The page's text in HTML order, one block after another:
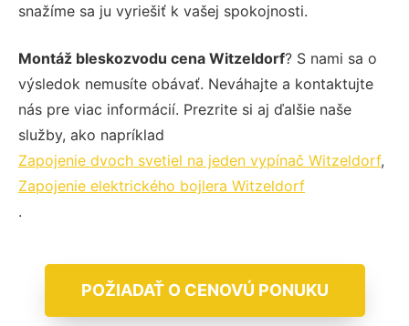
snažíme sa ju vyriešiť k vašej spokojnosti.
Montáž bleskozvodu cena Witzeldorf? S nami sa o
výsledok nemusíte obávať. Neváhajte a kontaktujte
nás pre viac informácií. Prezrite si aj ďalšie naše
služby, ako napríklad
Zapojenie dvoch svetiel na jeden vypínač Witzeldorf,
Zapojenie elektrického bojlera Witzeldorf
.
POŽIADAŤ O CENOVÚ PONUKU